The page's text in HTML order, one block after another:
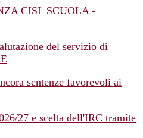
CISL SCUOLA -
del servizio di
sentenze favorevoli ai
27 e scelta dell'IRC tramite